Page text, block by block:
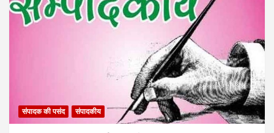
संपादक की पसंद संपादकीय